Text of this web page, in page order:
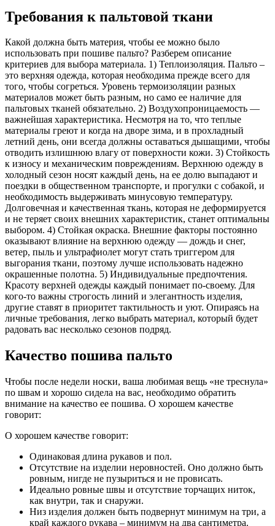
Требования к пальтовой ткани
Какой должна быть материя, чтобы ее можно было
использовать при пошиве пальто? Разберем описание
критериев для выбора материала. 1) Теплоизоляция. Пальто –
это верхняя одежда, которая необходима прежде всего для
того, чтобы согреться. Уровень термоизоляции разных
материалов может быть разным, но само ее наличие для
пальтовых тканей обязательно. 2) Воздухопроницаемость —
важнейшая характеристика. Несмотря на то, что теплые
материалы греют и когда на дворе зима, и в прохладный
летний день, они всегда должны оставаться дышащими, чтобы
отводить излишнюю влагу от поверхности кожи. 3) Стойкость
к износу и механическим повреждениям. Верхнюю одежду в
холодный сезон носят каждый день, на ее долю выпадают и
поездки в общественном транспорте, и прогулки с собакой, и
необходимость выдерживать минусовую температуру.
Долговечная и качественная ткань, которая не деформируется
и не теряет своих внешних характеристик, станет оптимальны
выбором. 4) Стойкая окраска. Внешние факторы постоянно
оказывают влияние на верхнюю одежду — дождь и снег,
ветер, пыль и ультрафиолет могут стать триггером для
выгорания ткани, поэтому лучше использовать надежно
окрашенные полотна. 5) Индивидуальные предпочтения.
Красоту верхней одежды каждый понимает по-своему. Для
кого-то важны строгость линий и элегантность изделия,
другие ставят в приоритет тактильность и уют. Опираясь на
личные требования, легко выбрать материал, который будет
радовать вас несколько сезонов подряд.
Качество пошива пальто
Чтобы после недели носки, ваша любимая вещь «не треснула»
по швам и хорошо сидела на вас, необходимо обратить
внимание на качество ее пошива. О хорошем качестве
говорит:
О хорошем качестве говорит:
Одинаковая длина рукавов и пол.
Отсутствие на изделии неровностей. Оно должно быть
ровным, нигде не пузыриться и не провисать.
Идеально ровные швы и отсутствие торчащих ниток,
как внутри, так и снаружи.
Низ изделия должен быть подвернут минимум на три, а
край каждого рукава – минимум на два сантиметра.